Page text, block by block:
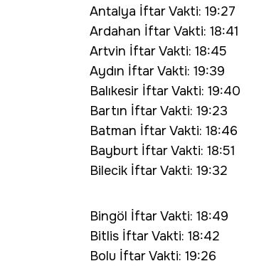
Antalya İftar Vakti: 19:27
Ardahan İftar Vakti: 18:41
Artvin İftar Vakti: 18:45
Aydın İftar Vakti: 19:39
Balıkesir İftar Vakti: 19:40
Bartın İftar Vakti: 19:23
Batman İftar Vakti: 18:46
Bayburt İftar Vakti: 18:51
Bilecik İftar Vakti: 19:32
Bingöl İftar Vakti: 18:49
Bitlis İftar Vakti: 18:42
Bolu İftar Vakti: 19:26